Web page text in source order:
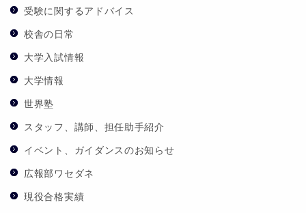
受験に関するアドバイス
校舎の日常
大学入試情報
大学情報
世界塾
スタッフ、講師、担任助手紹介
イベント、ガイダンスのお知らせ
広報部ワセダネ
現役合格実績